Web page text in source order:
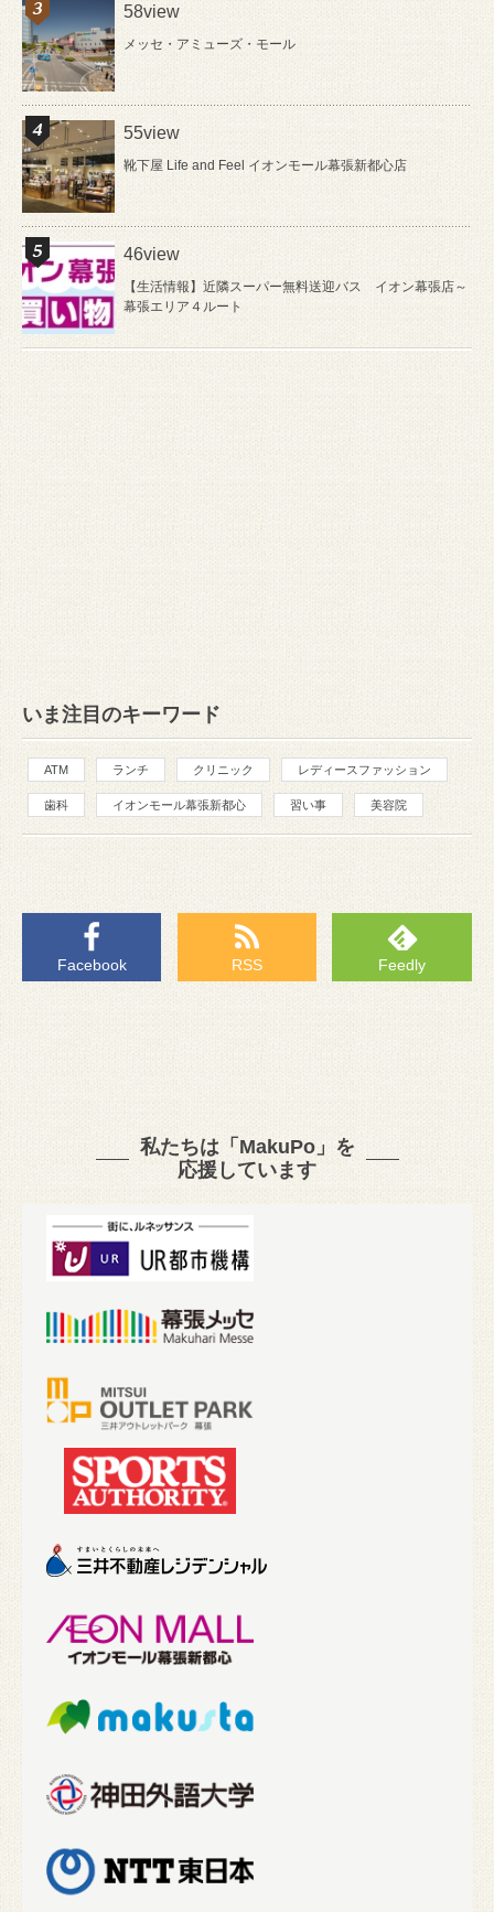
58view
メッセ・アミューズ・モール
55view
靴下屋 Life and Feel イオンモール幕張新都心店
46view
【生活情報】近隣スーパー無料送迎バス イオン幕張店～
幕張エリア４ルート
いま注目のキーワード
ATM ランチ クリニック レディースファッション
歯科 イオンモール幕張新都心 習い事 美容院
Facebook RSS Feedly
私たちは「MakuPo」を
応援しています